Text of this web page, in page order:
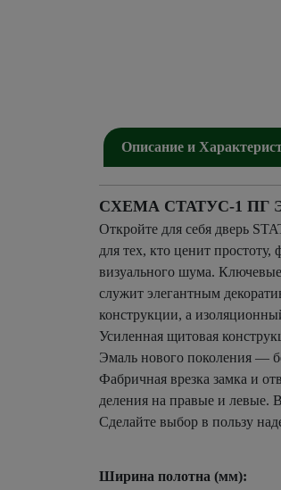
Описание и
СХЕМА СТАТУС-1 ПГ
Откройте для себя дверь
для тех, кто ценит
визуального шума.
служит элегантным
конструкции, а
Усиленная щитовая
Эмаль нового поколения —
Фабричная врезка замка и
деления на правые и левые.
Сделайте выбор в пользу
Ширина полотна (мм):